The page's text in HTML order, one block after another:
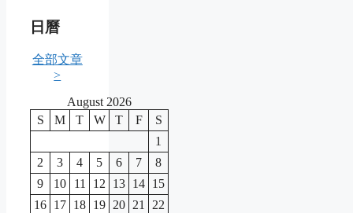
日曆
全部文章
>
August 2026
S
M T W T F
S
1
2
3 4 5 6 7
8
9
10 11 12 13 14 15
16 17 18 19 20 21
22